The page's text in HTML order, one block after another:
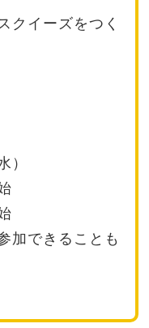
クイーズをつく
）
加できることも